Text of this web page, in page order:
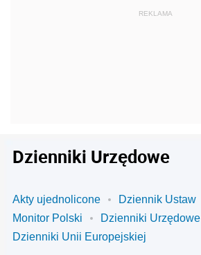
Dzienniki Urzędowe
Akty ujednolicone
Dziennik Ustaw
Monitor Polski
Dzienniki Urzędowe
Dzienniki Unii Europejskiej